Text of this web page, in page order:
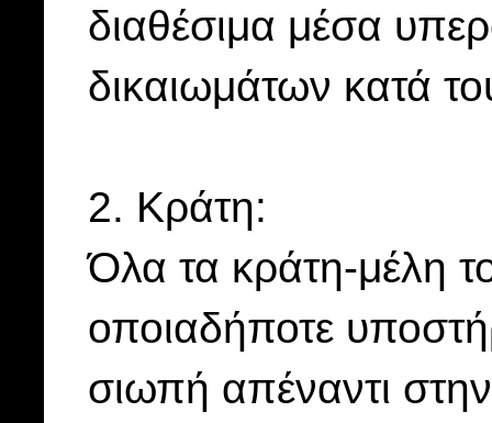
διαθέσιμα μέσα
δικαιωμάτων κατά
2. Κράτη:
Όλα τα κράτη-μέλη
οποιαδήποτε
σιωπή απέναντι